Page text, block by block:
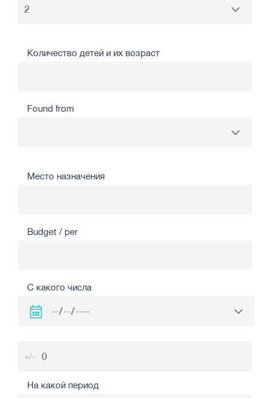
Количество детей и их возраст
Found from
Место назначения
Budget / per
С какого числа
+/-
На какой период